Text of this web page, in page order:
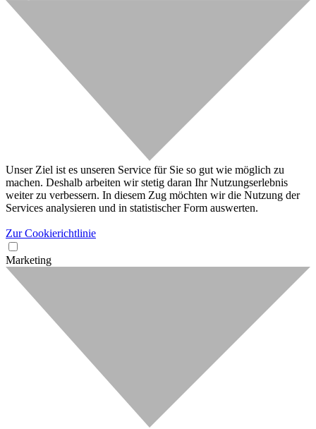
Unser Ziel ist es unseren Service für Sie so gut wie möglich zu
machen. Deshalb arbeiten wir stetig daran Ihr Nutzungserlebnis
weiter zu verbessern. In diesem Zug möchten wir die Nutzung der
Services analysieren und in statistischer Form auswerten.
Zur Cookierichtlinie
Marketing